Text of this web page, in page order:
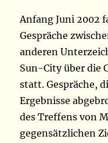
Anfang Juni 2002
Gespräche
anderen
Sun-City über die
statt. Gespräche,
Ergebnisse
des Treffens von
gegensätzlichen